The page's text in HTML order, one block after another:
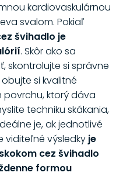
kardiovaskulárnou
svalom. Pokiaľ
švihadlo je
. Skôr ako sa
skontrolujte si správne
si kvalitné
povrchu, ktorý dáva
techniku skákania,
je, ak jednotlivé
viditeľné výsledkyje
cez švihadlo
formou